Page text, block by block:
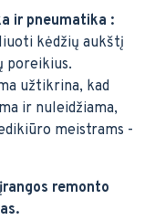
ir pneumatika :
kėdžių aukštį
poreikius.
užtikrina, kad
ir nuleidžiama,
meistrams -
remonto